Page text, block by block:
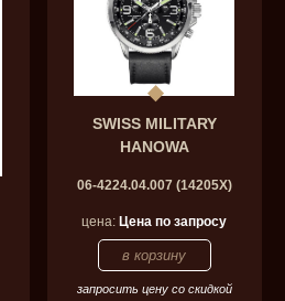
SWISS MILITARY
HANOWA
06-4224.04.007 (14205X)
цена:Цена по запросу
запросить цену со скидкой